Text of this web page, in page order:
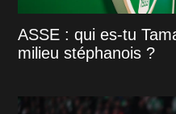
ASSE : qui es-tu
milieu stéphanois ?